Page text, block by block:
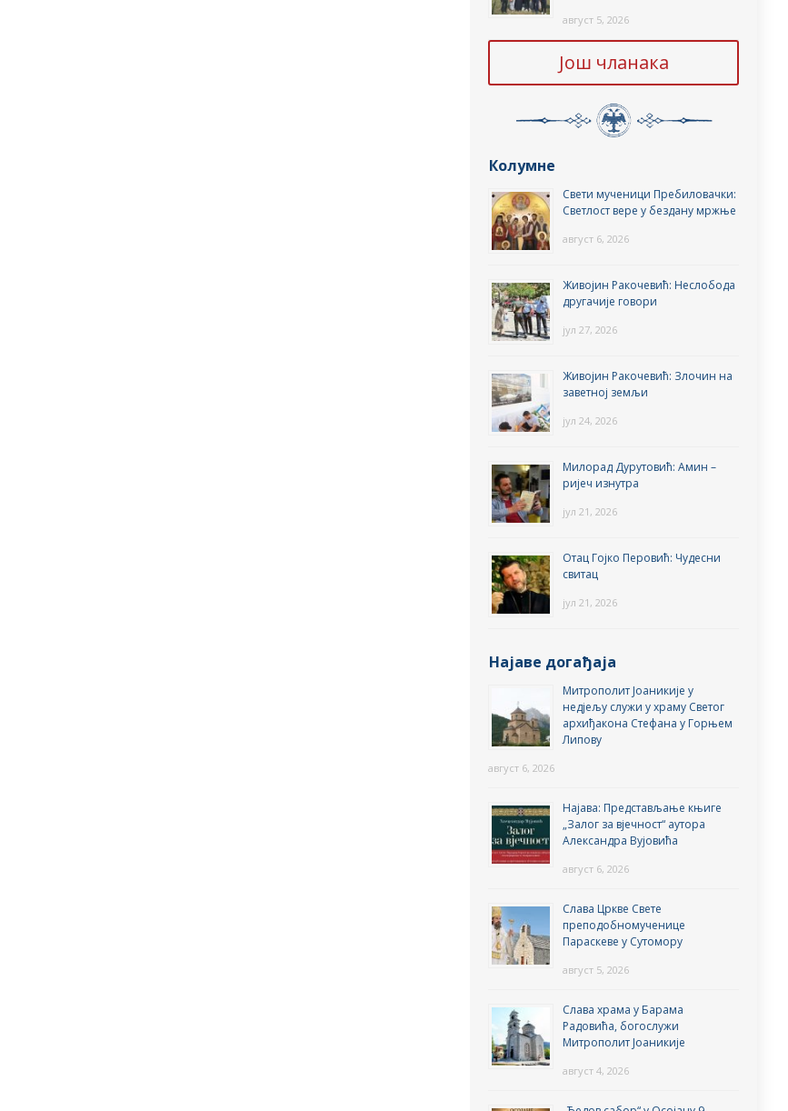
август 5, 2026
Још чланака
Колумне
Свети мученици Пребиловачки:
Светлост вере у бездану мржње
август 6, 2026
Живојин Ракочевић: Неслобода
другачије говори
јул 27, 2026
Живојин Ракочевић: Злочин на
заветној земљи
јул 24, 2026
Милорад Дурутовић: Амин –
ријеч изнутра
јул 21, 2026
Отац Гојко Перовић: Чудесни
свитац
јул 21, 2026
Најаве догађаја
Митрополит Јоаникије у
недјељу служи у храму Светог
архиђакона Стефана у Горњем
Липову
август 6, 2026
Најава: Представљање књиге
„Залог за вјечност“ аутора
Александра Вујовића
август 6, 2026
Слава Цркве Свете
преподобномученице
Параскеве у Сутомору
август 5, 2026
Слава храма у Барама
Радовића, богослужи
Митрополит Јоаникије
август 4, 2026